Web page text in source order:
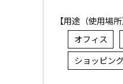
【用途（使用場所
オフィス
ショッピン